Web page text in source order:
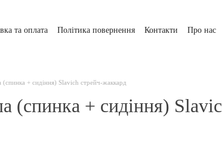
та оплата Політика повернення Контакти Про нас
+ сидіння) Slavich стрейч-жаккард
(спинка + сидіння)